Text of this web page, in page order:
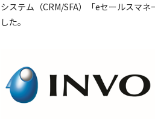
システム（CRM/SFA）「eセールスマ
した。